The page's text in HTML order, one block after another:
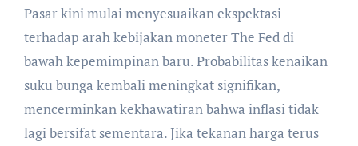
Pasar kini mulai menyesuaikan ekspektasi
terhadap arah kebijakan moneter The Fed di
bawah kepemimpinan baru. Probabilitas kenaikan
suku bunga kembali meningkat signifikan,
mencerminkan kekhawatiran bahwa inflasi tidak
lagi bersifat sementara. Jika tekanan harga terus